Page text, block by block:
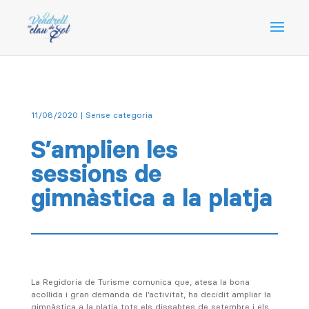
11/08/2020 | Sense categoria
S’amplien les
sessions de
gimnàstica a la platja
La Regidoria de Turisme comunica que, atesa la bona
acollida i gran demanda de l’activitat, ha decidit ampliar la
gimnàstica a la platja tots els dissabtes de setembre i els